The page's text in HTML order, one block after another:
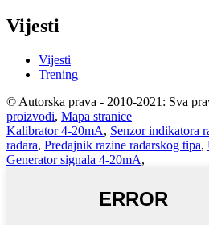
Vijesti
Vijesti
Trening
© Autorska prava - 2010-2021: Sva
proizvodi, Mapa stranice
Kalibrator 4-20mA, Senzor indikatora
radara, Predajnik razine radarskog tipa,
Generator signala 4-20mA,